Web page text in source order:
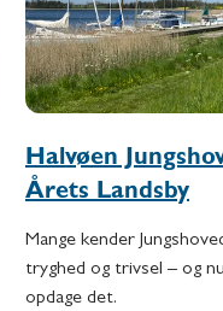
Halvøen
Årets Landsby
Mange kender
tryghed og trivsel – og
opdage det.